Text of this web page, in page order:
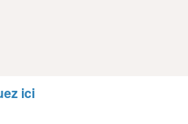
ici